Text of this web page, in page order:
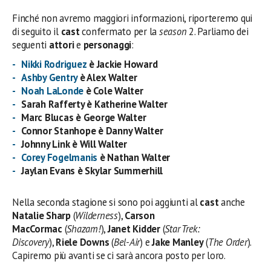
Finché non avremo maggiori informazioni, riporteremo qui
di seguito il castconfermato per laseason2. Parliamo dei
seguenti attorie personaggi:
Nikki Rodriguez è Jackie Howard
Ashby Gentryè Alex Walter
Noah LaLonde è Cole Walter
Sarah Rafferty è Katherine Walter
Marc Blucas è George Walter
Connor Stanhope è Danny Walter
Johnny Link è Will Walter
Corey Fogelmanis è Nathan Walter
Jaylan Evans è Skylar Summerhill
Nella seconda stagione si sono poi aggiunti alcastanche
Natalie Sharp(Wilderness),Carson
MacCormac (Shazam!),Janet Kidder(Star Trek:
Discovery),Riele Downs(Bel-Air) eJake Manley(The Order).
Capiremo più avanti se ci sarà ancora posto per loro.